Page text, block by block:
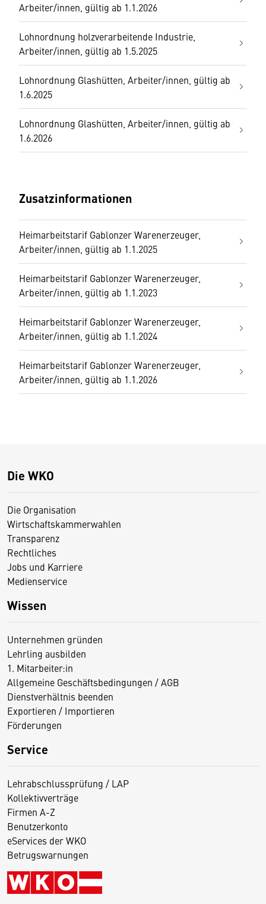
Arbeiter/innen, gültig ab 1.1.2026
Lohnordnung holzverarbeitende Industrie,
Arbeiter/innen, gültig ab 1.5.2025
Lohnordnung Glashütten, Arbeiter/innen, gültig ab
1.6.2025
Lohnordnung Glashütten, Arbeiter/innen, gültig ab
1.6.2026
Zusatzinformationen
Heimarbeitstarif Gablonzer Warenerzeuger,
Arbeiter/innen, gültig ab 1.1.2025
Heimarbeitstarif Gablonzer Warenerzeuger,
Arbeiter/innen, gültig ab 1.1.2023
Heimarbeitstarif Gablonzer Warenerzeuger,
Arbeiter/innen, gültig ab 1.1.2024
Heimarbeitstarif Gablonzer Warenerzeuger,
Arbeiter/innen, gültig ab 1.1.2026
Die WKO
Die Organisation
Wirtschaftskammerwahlen
Transparenz
Rechtliches
Jobs und Karriere
Medienservice
Wissen
Unternehmen gründen
Lehrling ausbilden
1. Mitarbeiter:in
Allgemeine Geschäftsbedingungen / AGB
Dienstverhältnis beenden
Exportieren / Importieren
Förderungen
Service
Lehrabschlussprüfung / LAP
Kollektivverträge
Firmen A-Z
Benutzerkonto
eServices der WKO
Betrugswarnungen